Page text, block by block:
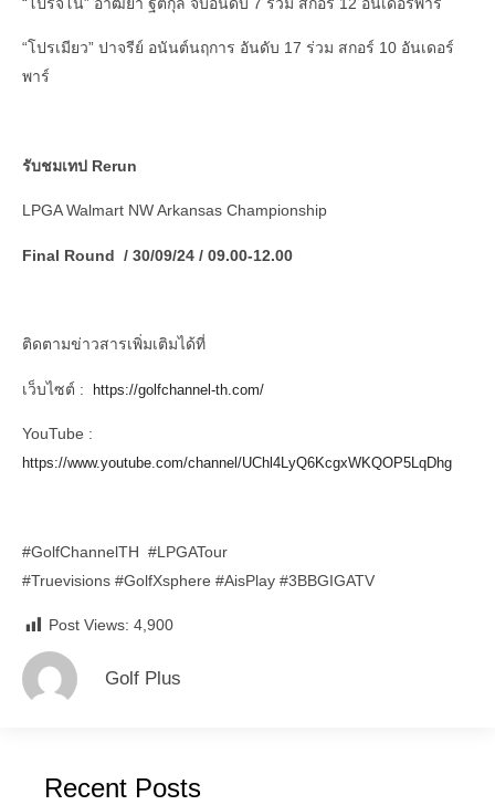
“โปรเมียว” ปาจรีย์ อนันต์นฤการ อันดับ 17 ร่วม สกอร์ 10 อันเดอร์
พาร์
รับชมเทป Rerun
LPGA Walmart NW Arkansas Championship
Final Round / 30/09/24 / 09.00-12.00
ติดตามข่าวสารเพิ่มเติมได้ที่
เว็บไซต์ : https://golfchannel-th.com/
YouTube :
https://www.youtube.com/channel/UChl4LyQ6KcgxWKQOP5LqDhg
#GolfChannelTH #LPGATour
#Truevisions #GolfXsphere #AisPlay #3BBGIGATV
Post Views: 4,900
Golf Plus
Recent Posts